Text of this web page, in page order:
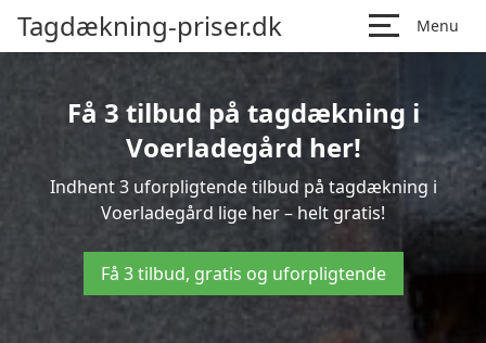
Tagdækning-priser.dk Menu
Få 3 tilbud på tagdækning i
Voerladegård her!
Indhent 3 uforpligtende tilbud på tagdækning i
Voerladegård lige her – helt gratis!
Få 3 tilbud, gratis og uforpligtende